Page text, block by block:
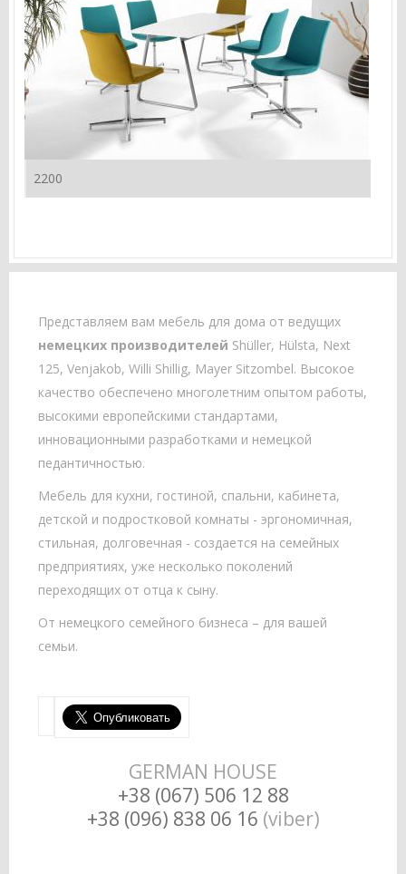
2200
Представляем вам мебель для дома от ведущих
немецких производителей Shüller, Hülsta, Next
125, Venjakob, Willi Shillig, Mayer Sitzombel. Высокое
качество обеспечено многолетним опытом работы,
высокими европейскими стандартами,
инновационными разработками и немецкой
педантичностью.
Мебель для кухни, гостиной, спальни, кабинета,
детской и подростковой комнаты - эргономичная,
стильная, долговечная - создается на семейных
предприятиях, уже несколько поколений
переходящих от отца к сыну.
От немецкого семейного бизнеса – для вашей
семьи.
GERMAN HOUSE
+38 (067) 506 12 88
+38 (096) 838 06 16 (viber)